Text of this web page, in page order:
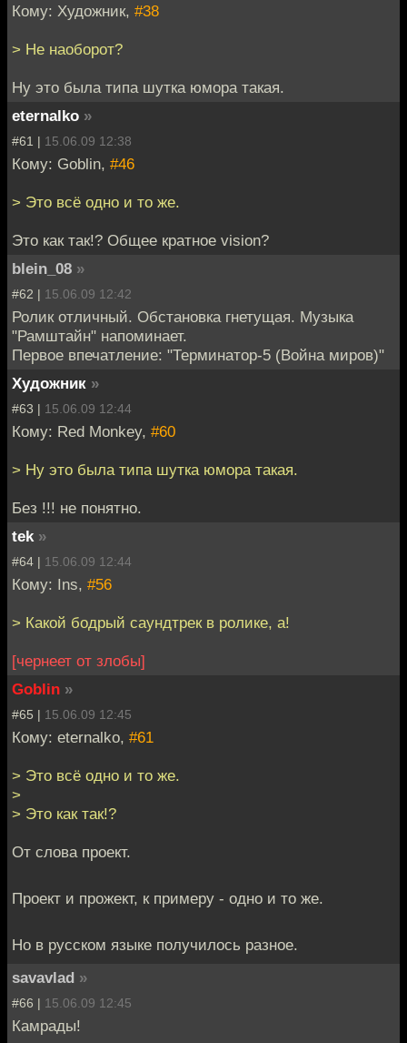
Кому: Художник, #38
> Не наоборот?
Ну это была типа шутка юмора такая.
eternalko »
#61 | 15.06.09 12:38
Кому: Goblin, #46
> Это всё одно и то же.
Это как так!? Общее кратное vision?
blein_08 »
#62 | 15.06.09 12:42
Ролик отличный. Обстановка гнетущая. Музыка
"Рамштайн" напоминает.
Первое впечатление: "Терминатор-5 (Война миров)"
Художник »
#63 | 15.06.09 12:44
Кому: Red Monkey, #60
> Ну это была типа шутка юмора такая.
Без !!! не понятно.
tek »
#64 | 15.06.09 12:44
Кому: Ins, #56
> Какой бодрый саундтрек в ролике, а!
[чернеет от злобы]
Goblin »
#65 | 15.06.09 12:45
Кому: eternalko, #61
> Это всё одно и то же.
>
> Это как так!?
От слова проект.
Проект и прожект, к примеру - одно и то же.
Но в русском языке получилось разное.
savavlad »
#66 | 15.06.09 12:45
Камрады!